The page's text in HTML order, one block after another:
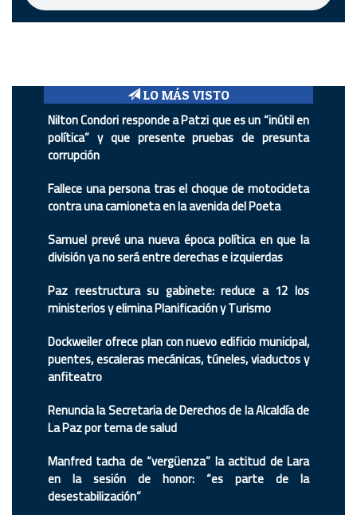
LO MÁS VISTO
Nilton Condori responde a Patzi que es un “inútil en
política” y que presente pruebas de presunta
corrupción
Fallece una persona tras el choque de motocicleta
contra una camioneta en la avenida del Poeta
Samuel prevé una nueva época política en que la
división ya no será entre derechas e izquierdas
Paz reestructura su gabinete: reduce a 12 los
ministerios y elimina Planificación y Turismo
Dockweiler ofrece plan con nuevo edificio municipal,
puentes, escaleras mecánicas, túneles, viaductos y
anfiteatro
Renuncia la Secretaria de Derechos de la Alcaldía de
La Paz por tema de salud
Manfred tacha de “vergüenza” la actitud de Lara
en la sesión de honor: “es parte de la
desestabilización”